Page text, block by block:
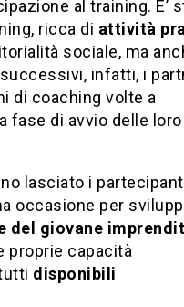
al training. E’
ricca di attività
sociale, ma
infatti, i
di coaching volte a
fase di avvio delle loro
lasciato i
occasione per
del giovane
proprie capacità
disponibili